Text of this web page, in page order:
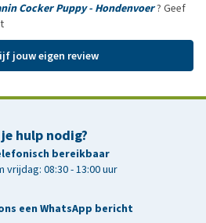
Cocker Puppy - Hondenvoer? Geef
jouw eigen review
hulp nodig?
bereikbaar
vrijdag: 08:30 - 13:00 uur
een WhatsApp bericht